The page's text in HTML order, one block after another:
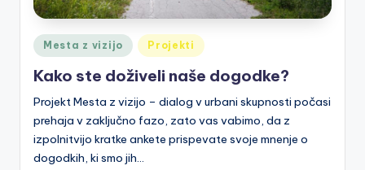
Posted
in
Mesta z vizijo Projekti
Kako ste doživeli naše dogodke?
Projekt Mesta z vizijo – dialog v urbani skupnosti počasi
prehaja v zaključno fazo, zato vas vabimo, da z
izpolnitvijo kratke ankete prispevate svoje mnenje o
dogodkih, ki smo jih…